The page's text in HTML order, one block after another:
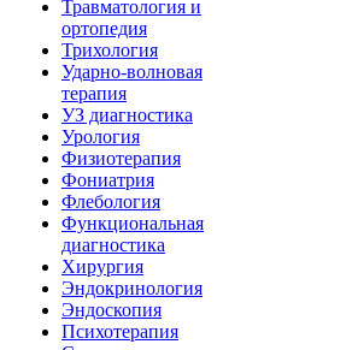
Травматология и
ортопедия
Трихология
Ударно-волновая
терапия
УЗ диагностика
Урология
Физиотерапия
Фониатрия
Флебология
Функциональная
диагностика
Хирургия
Эндокринология
Эндоскопия
Психотерапия